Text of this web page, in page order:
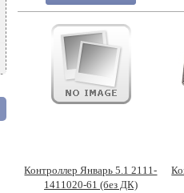
Контроллер Январь 5.1 2111-
1411020-61 (без ДК)